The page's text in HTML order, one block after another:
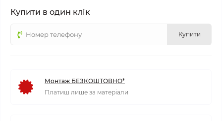
Купити в один клік
Купити
Монтаж БЕЗКОШТОВНО*
Платиш лише за матеріали